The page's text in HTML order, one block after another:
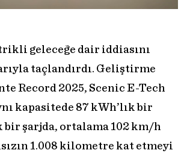
geleceğe dair iddiasını
taçlandırdı. Geliştirme
Record 2025, Scenic E-Tech
kapasitede 87 kWh’lık bir
bir şarjda, ortalama 102 km/h
1.008 kilometre kat etmeyi